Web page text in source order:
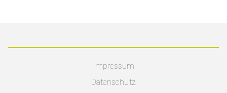
Impressum
Datenschutz